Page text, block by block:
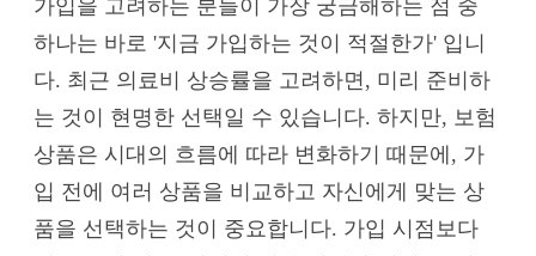
가입을 고려하는 분들이 가장 궁금해하는 점 중
하나는 바로 '지금 가입하는 것이 적절한가' 입니
다. 최근 의료비 상승률을 고려하면, 미리 준비하
는 것이 현명한 선택일 수 있습니다. 하지만, 보험
상품은 시대의 흐름에 따라 변화하기 때문에, 가
입 전에 여러 상품을 비교하고 자신에게 맞는 상
품을 선택하는 것이 중요합니다. 가입 시점보다